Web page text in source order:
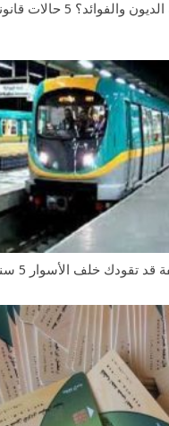
متى تسقط عنك الديون
تقودك خلف الأسوار 5 سنوات